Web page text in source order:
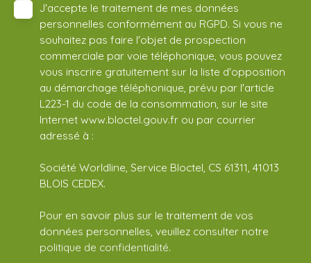
J'accepte le traitement de mes données
personnelles conformément au RGPD. Si vous ne
souhaitez pas faire l'objet de prospection
commerciale par voie téléphonique, vous pouvez
vous inscrire gratuitement sur la liste d'opposition
au démarchage téléphonique, prévu par l'article
L223-1 du code de la consommation, sur le site
Internet www.bloctel.gouv.fr ou par courrier
adressé à :
Société Worldline, Service Bloctel, CS 61311, 41013
BLOIS CEDEX.
Pour en savoir plus sur le traitement de vos
données personnelles, veuillez consulter notre
politique de confidentialité.